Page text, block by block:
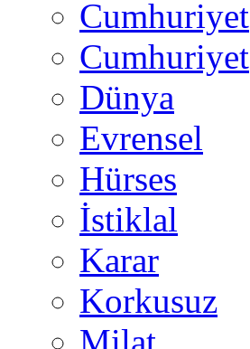
Cumhuriyet
Cumhuriyet
Dünya
Evrensel
Hürses
İstiklal
Karar
Korkusuz